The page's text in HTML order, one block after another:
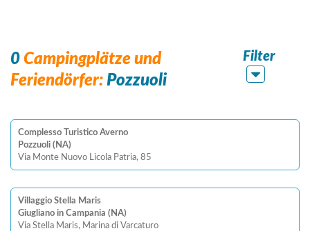
0 Campingplätze und
Feriendörfer: Pozzuoli
Filter
Complesso Turistico Averno
Pozzuoli (NA)
Via Monte Nuovo Licola Patria, 85
Villaggio Stella Maris
Giugliano in Campania (NA)
Via Stella Maris, Marina di Varcaturo